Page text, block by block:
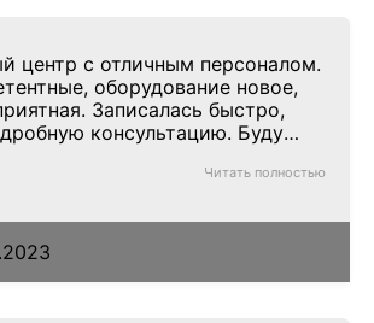
центр с отличным персоналом.
оборудование новое,
Записалась быстро,
консультацию. Буду
Читать полностью